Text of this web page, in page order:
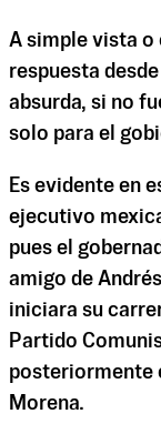
A simple vista o
respuesta
absurda, si no
solo para el
Es evidente en
ejecutivo
pues el
amigo de
iniciara su
Partido
posteriormente
Morena.